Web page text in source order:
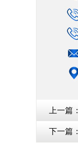
上一篇：
下一篇：